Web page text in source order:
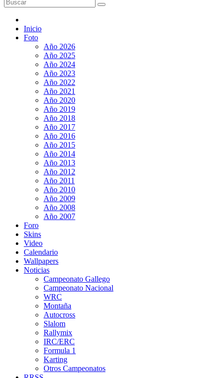
Inicio
Foto
Año 2026
Año 2025
Año 2024
Año 2023
Año 2022
Año 2021
Año 2020
Año 2019
Año 2018
Año 2017
Año 2016
Año 2015
Año 2014
Año 2013
Año 2012
Año 2011
Año 2010
Año 2009
Año 2008
Año 2007
Foro
Skins
Video
Calendario
Wallpapers
Noticias
Campeonato Gallego
Campeonato Nacional
WRC
Montaña
Autocross
Slalom
Rallymix
IRC/ERC
Formula 1
Karting
Otros Campeonatos